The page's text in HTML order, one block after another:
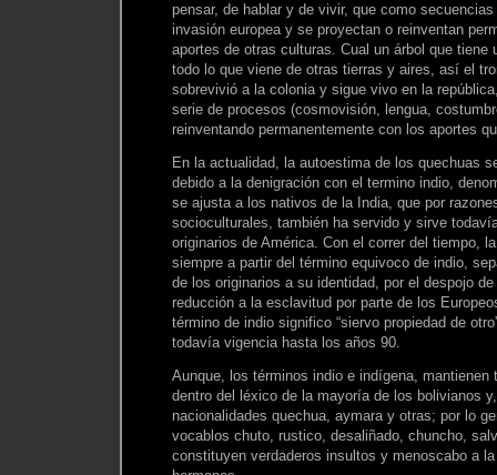
pensar, de hablar y de vivir, que como
invasión europea y se proyectan o reinventan
aportes de otras culturas. Cual un árbol que tiene
todo lo que viene de otras tierras y aires, así el
sobrevivió a la colonia y sigue vivo en la
serie de procesos (cosmovisión, lengua,
reinventando permanentemente con los aportes
En la actualidad, la autoestima de los quechuas
debido a la denigración con el termino indio,
se ajusta a los nativos de la India, que por
socioculturales, también ha servido y sirve
originarios de América. Con el correr del tiempo,
siempre a partir del término equivoco de indio,
de los originarios a su identidad, por el despojo
reducción a la esclavitud por parte de los
término de indio significo “siervo propiedad de
todavía vigencia hasta los años 90.
Aunque, los términos indio e indígena, mantienen
dentro del léxico de la mayoría de los bolivianos
nacionalidades quechua, aymara y otras; por lo
vocablos chuto, rustico, desaliñado, chuncho,
constituyen verdaderos insultos y menoscabo a